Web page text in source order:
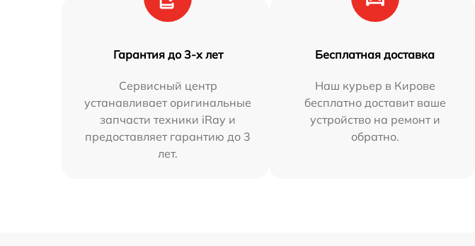
Гарантия до 3-х лет
Сервисный центр
устанавливает оригинальные
запчасти техники iRay и
предоставляет гарантию до 3
лет.
Бесплатная доставка
Наш курьер в Кирове
бесплатно доставит ваше
устройство на ремонт и
обратно.